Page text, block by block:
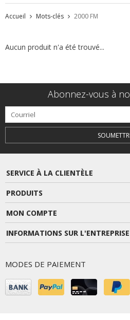
Accueil Mots-clés 2000 FM
Aucun produit n'a été trouvé...
Abonnez-vous à
SERVICE À LA CLIENTÈLE
PRODUITS
MON COMPTE
INFORMATIONS SUR L'ENTREPRISE
MODES DE PAIEMENT